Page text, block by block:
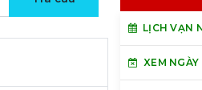
LỊCH VẠN
XEM